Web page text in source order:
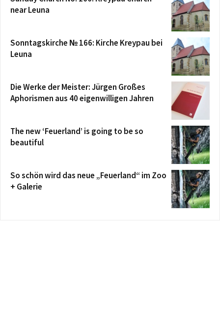
near Leuna
Sonntagskirche № 166: Kirche Kreypau bei
Leuna
Die Werke der Meister: Jürgen Großes
Aphorismen aus 40 eigenwilligen Jahren
The new ‘Feuerland’ is going to be so
beautiful
So schön wird das neue „Feuerland“ im Zoo
+ Galerie